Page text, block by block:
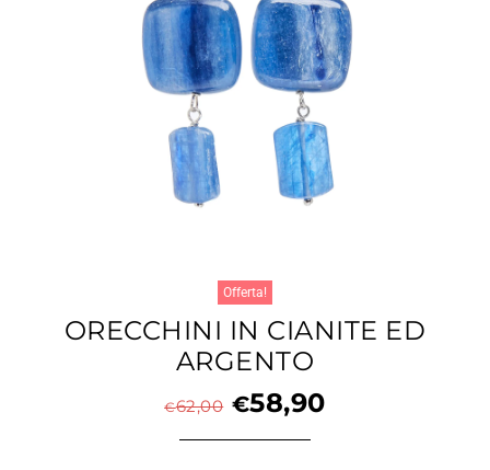
Offerta!
ORECCHINI IN CIANITE ED
ARGENTO
€62,00 €58,90